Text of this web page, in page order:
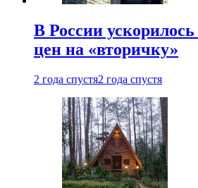
В России
цен на «вторичку»
2 года спустя2 года спустя